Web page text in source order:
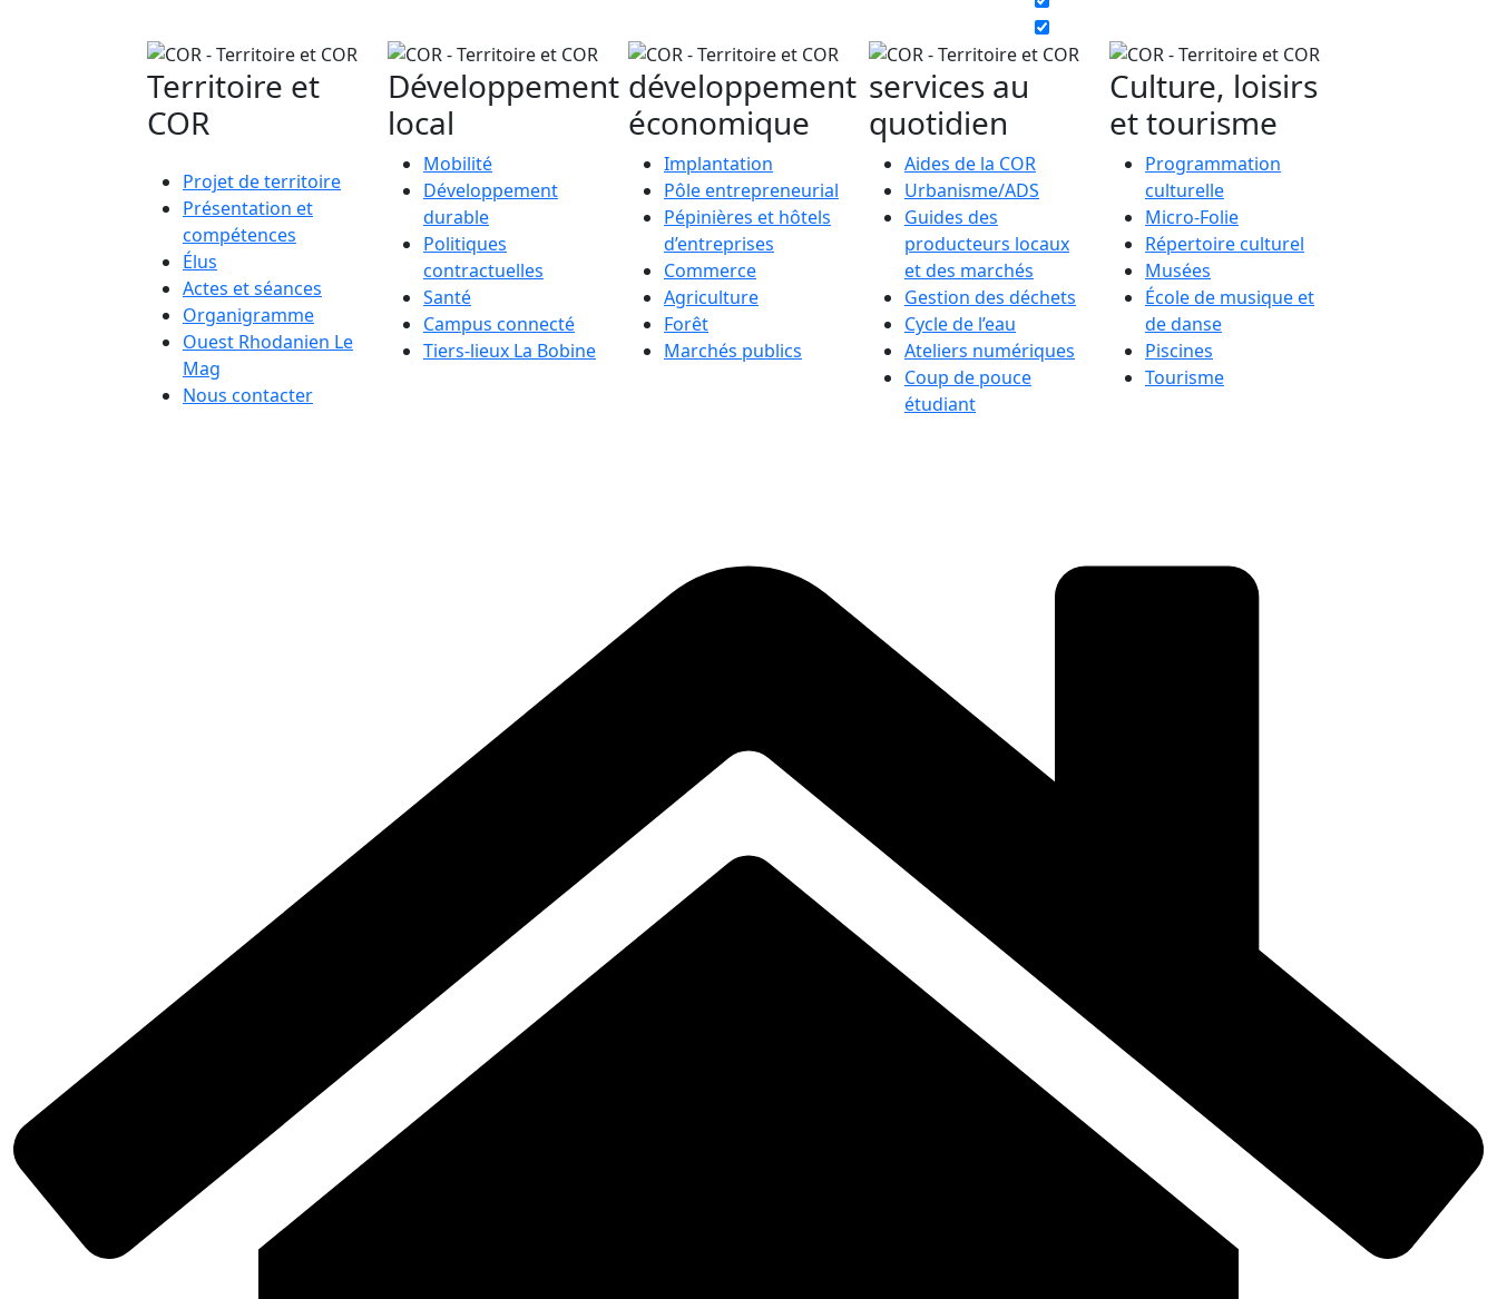
Territoire et
COR
Projet de territoire
Présentation et
compétences
Élus
Actes et séances
Organigramme
Ouest Rhodanien Le
Mag
Nous contacter
Développement
local
Mobilité
Développement
durable
Politiques
contractuelles
Santé
Campus connecté
Tiers-lieux La Bobine
développement
économique
Implantation
Pôle entrepreneurial
Pépinières et hôtels
d’entreprises
Commerce
Agriculture
Forêt
Marchés publics
services au
quotidien
Aides de la COR
Urbanisme/ADS
Guides des
producteurs locaux
et des marchés
Gestion des déchets
Cycle de l’eau
Ateliers numériques
Coup de pouce
étudiant
Culture, loisirs
et tourisme
Programmation
culturelle
Micro-Folie
Répertoire culturel
Musées
École de musique et
de danse
Piscines
Tourisme